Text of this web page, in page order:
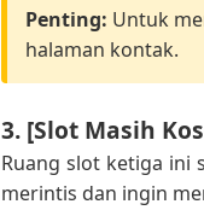
Penting: Untuk
halaman kontak.
3. [Slot Masih
Ruang slot ketiga ini
merintis dan ingin